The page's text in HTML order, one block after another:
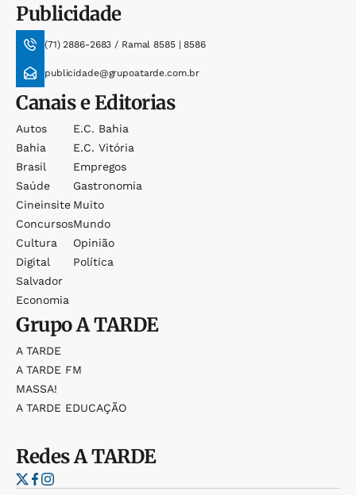
Publicidade
(71) 2886-2683 / Ramal 8585 | 8586
publicidade@grupoatarde.com.br
Canais e Editorias
Autos
Bahia
Brasil
Saúde
Cineinsite
Concursos
Cultura
Digital
Salvador
Economia
E.c. Bahia
E.c. Vitória
Empregos
Gastronomia
Muito
Mundo
Opinião
Política
GrupoA TARDE
A TARDE
A TARDE FM
MASSA!
A TARDE EDUCAÇÃO
RedesA TARDE